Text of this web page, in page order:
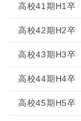
高校41期H1卒
高校42期H2卒
高校43期H3卒
高校44期H4卒
高校45期H5卒